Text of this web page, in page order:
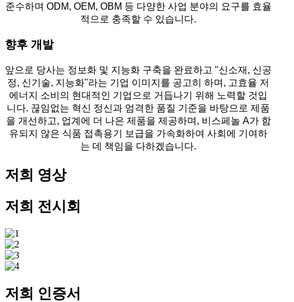
준수하며 ODM, OEM, OBM 등 다양한 사업 분야의 요구를 효율
적으로 충족할 수 있습니다.
향후 개발
앞으로 당사는 정보화 및 지능화 구축을 완료하고 "신소재, 신공
정, 신기술, 지능화"라는 기업 이미지를 공고히 하며, 고효율 저
에너지 소비의 현대적인 기업으로 거듭나기 위해 노력할 것입
니다. 끊임없는 혁신 정신과 엄격한 품질 기준을 바탕으로 제품
을 개선하고, 업계에 더 나은 제품을 제공하며, 비스페놀 A가 함
유되지 않은 식품 접촉용기 보급을 가속화하여 사회에 기여하
는 데 책임을 다하겠습니다.
저희 영상
저희 전시회
저희 인증서